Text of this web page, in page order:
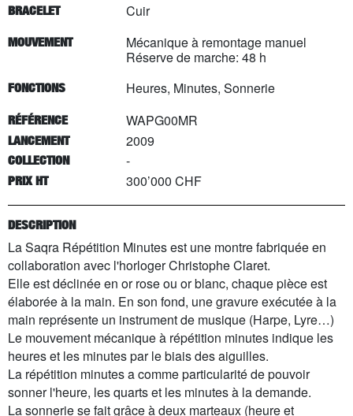
BRACELET Cuir
MOUVEMENT
Mécanique à remontage manuel
Réserve de marche: 48 h
FONCTIONS Heures, Minutes, Sonnerie
RÉFÉRENCE WAPG00MR
LANCEMENT 2009
COLLECTION -
PRIX HT 300’000 CHF
DESCRIPTION
La Saqra Répétition Minutes est une montre fabriquée en
collaboration avec l'horloger Christophe Claret.
Elle est déclinée en or rose ou or blanc, chaque pièce est
élaborée à la main. En son fond, une gravure exécutée à la
main représente un instrument de musique (Harpe, Lyre…)
Le mouvement mécanique à répétition minutes indique les
heures et les minutes par le biais des aiguilles.
La répétition minutes a comme particularité de pouvoir
sonner l'heure, les quarts et les minutes à la demande.
La sonnerie se fait grâce à deux marteaux (heure et